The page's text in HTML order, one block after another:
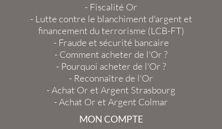
- Fiscalité Or
- Lutte contre le blanchiment d'argent et
financement du terrorisme (LCB-FT)
- Fraude et sécurité bancaire
- Comment acheter de l'Or ?
- Pourquoi acheter de l'Or ?
- Reconnaître de l'Or
-Achat Or et Argent Strasbourg
-Achat Or et Argent Colmar
MON COMPTE